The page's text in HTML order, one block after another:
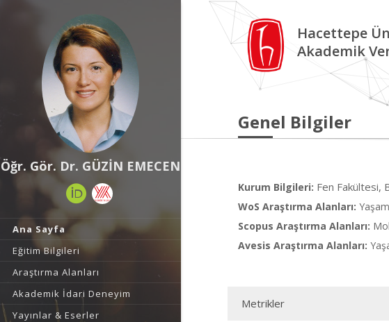
Öğr. Gör. Dr. GÜZİN EMECEN
Ana Sayfa
Eğitim Bilgileri
Araştırma Alanları
Akademik İdari Deneyim
Yayınlar & Eserler
Hacettepe
Akademik
Genel Bilgiler
Kurum Bilgileri: Fen Fakültesi,
WoS Araştırma Alanları:
Scopus Araştırma Alanları:
Avesis Araştırma Alanları:
Metrikler